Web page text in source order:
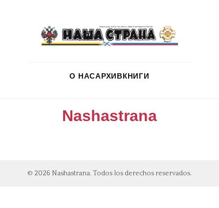
О НАСАРХИВКНИГИ
Nashastrana
© 2026 Nashastrana. Todos los derechos reservados.